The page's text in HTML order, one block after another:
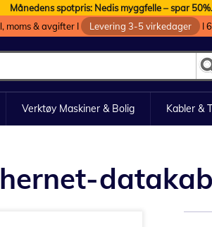
Månedens spotpris: Nedis myggfelle – spar 50%.
moms & avgifter I
Levering 3-5 virkedager I
Verktøy Maskiner & Bolig Kabler &